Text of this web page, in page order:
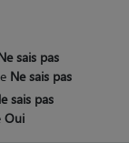
sais pas
Ne sais pas
sais pas
Oui